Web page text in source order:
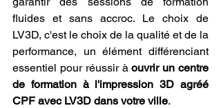
fluides et sans accroc. Le choix de
LV3D, c'est le choix de la qualité et de la
performance, un élément différenciant
essentiel pour réussir à ouvrir un centre
de formation à l'impression 3D agréé
CPF avec LV3D dans votre ville.